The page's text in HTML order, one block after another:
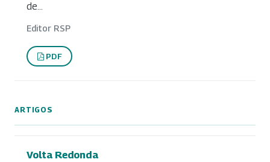
de...
Editor RSP
PDF
ARTIGOS
Volta Redonda